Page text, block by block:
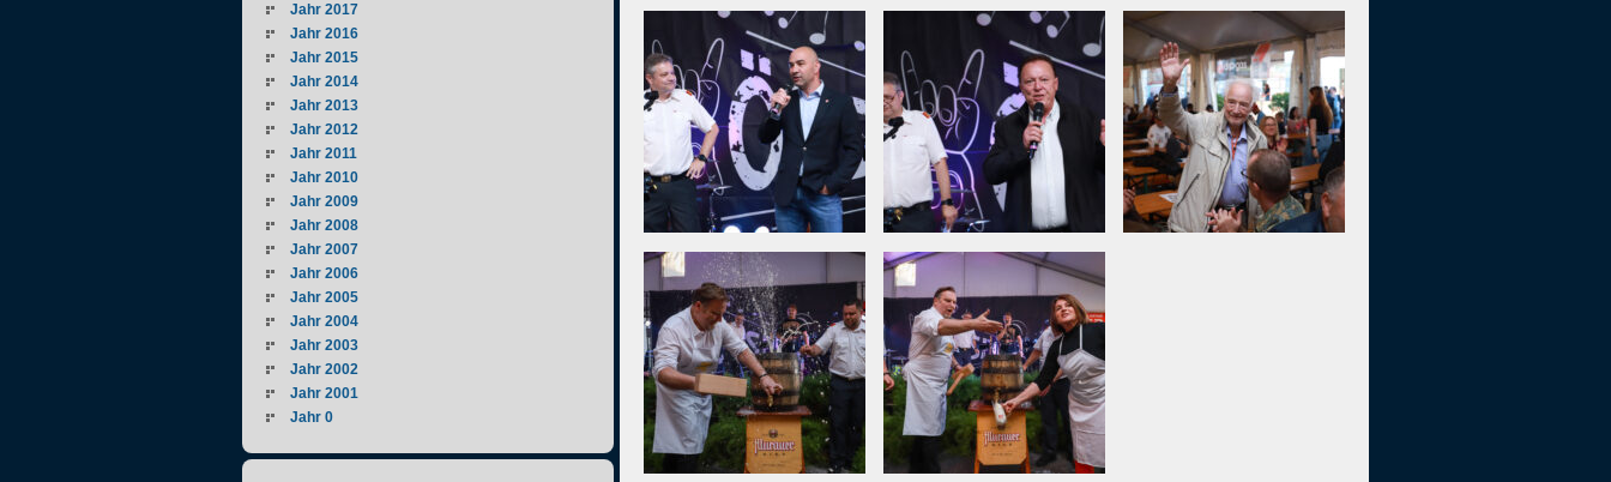
Jahr 2017
Jahr 2016
Jahr 2015
Jahr 2014
Jahr 2013
Jahr 2012
Jahr 2011
Jahr 2010
Jahr 2009
Jahr 2008
Jahr 2007
Jahr 2006
Jahr 2005
Jahr 2004
Jahr 2003
Jahr 2002
Jahr 2001
Jahr 0